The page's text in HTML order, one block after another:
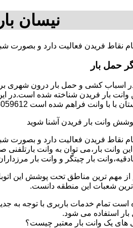
نیسان
نقاط فریدن فعالیت دارد و بصورت
حمل بار
اسباب کشی و حمل بار درون شهری
وانت بار فریدن شناخته شده است.در
فراهم شده است 09368059612-خانم گلزاری.
وانت بار فریدن آشنا شوید
نقاط فریدن فعالیت دارد و
وانت بار،می توان به وانت
بار چیتگر و وانت بار
مهم ترین مناطق تحت پوشش این
شعبات این منطقه دانست.
تمام خدمات باربری با توجه به
بار استفاده می شود.
های یک وانت بار معتبر چیست؟